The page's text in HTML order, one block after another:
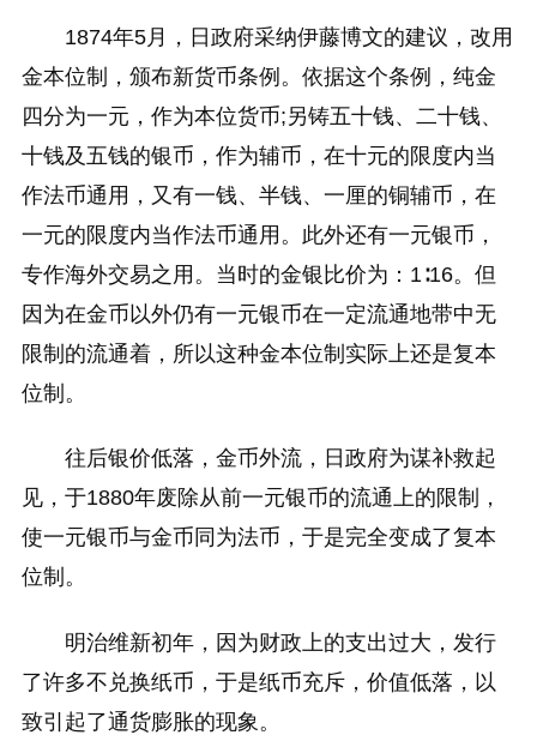
1874年5月，日政府采纳伊藤博文的建议，改用
金本位制，颁布新货币条例。依据这个条例，纯金
四分为一元，作为本位货币;另铸五十钱、二十钱、
十钱及五钱的银币，作为辅币，在十元的限度内当
作法币通用，又有一钱、半钱、一厘的铜辅币，在
一元的限度内当作法币通用。此外还有一元银币，
专作海外交易之用。当时的金银比价为：1∶16。但
因为在金币以外仍有一元银币在一定流通地带中无
限制的流通着，所以这种金本位制实际上还是复本
位制。
往后银价低落，金币外流，日政府为谋补救起
见，于1880年废除从前一元银币的流通上的限制，
使一元银币与金币同为法币，于是完全变成了复本
位制。
明治维新初年，因为财政上的支出过大，发行
了许多不兑换纸币，于是纸币充斥，价值低落，以
致引起了通货膨胀的现象。